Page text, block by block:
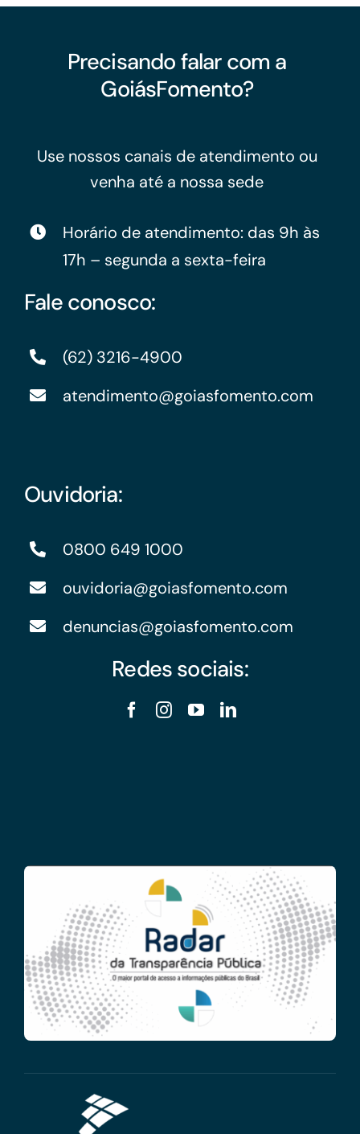
Precisando falar com a
GoiásFomento?
Use nossos canais de atendimento ou
venha até a nossa sede
Horário de atendimento: das 9h às
17h – segunda a sexta-feira
Fale conosco:
(62) 3216-4900
atendimento@goiasfomento.com
Ouvidoria:
0800 649 1000
ouvidoria@goiasfomento.com
denuncias@goiasfomento.com
Redes sociais: